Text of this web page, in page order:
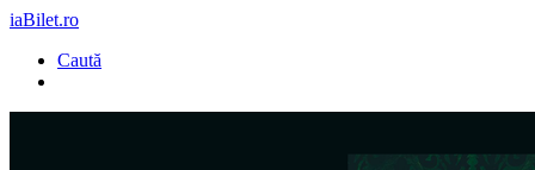
iaBilet.ro
Caută